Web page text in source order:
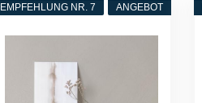
ANGEBOT
EMPFEHLUNG NR. 7